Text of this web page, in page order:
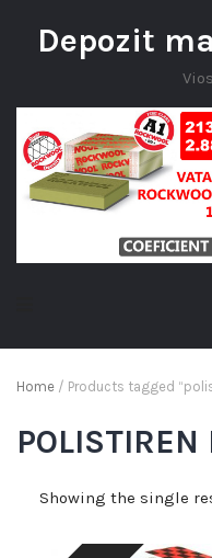
Depozit
Home / Products tagged
POLISTIREN
Showing the single